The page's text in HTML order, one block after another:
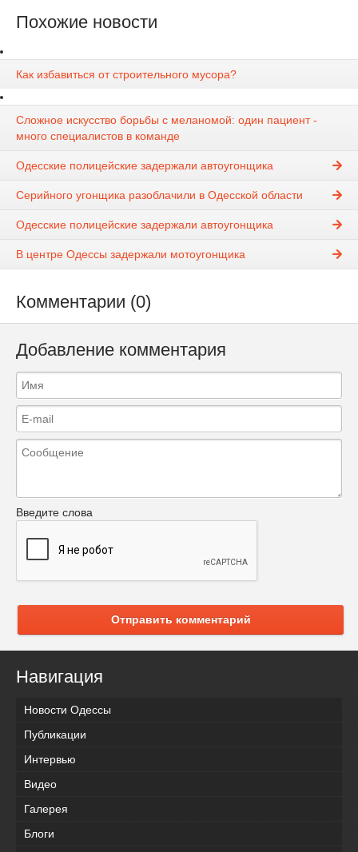
Похожие новости
Как избавиться от строительного мусора?
Сложное искусство борьбы с меланомой: один пациент -
много специалистов в команде
Одесские полицейские задержали автоугонщика
Серийного угонщика разоблачили в Одесской области
Одесские полицейские задержали автоугонщика
В центре Одессы задержали мотоугонщика
Комментарии (0)
Добавление комментария
Введите слова
Отправить комментарий
Навигация
Новости Одессы
Публикации
Интервью
Видео
Галерея
Блоги